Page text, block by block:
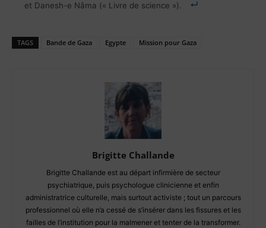
et Danesh-e Nâma (« Livre de science »).
TAGS Bande de Gaza Egypte Mission pour Gaza
Brigitte Challande
Brigitte Challande est au départ infirmière de secteur
psychiatrique, puis psychologue clinicienne et enfin
administratrice culturelle, mais surtout activiste ; tout un parcours
professionnel où elle n’a cessé de s’insérer dans les fissures et les
failles de l’institution pour la malmener et tenter de la transformer.